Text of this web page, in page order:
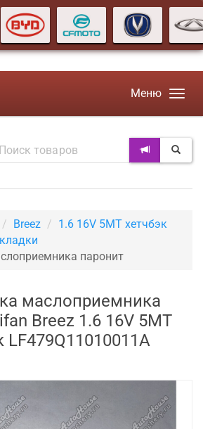
Меню
Breez
1.6 16V 5MT хетчбэк
паронит
маслоприемника
Breez 1.6 16V 5MT
LF479Q11010011A